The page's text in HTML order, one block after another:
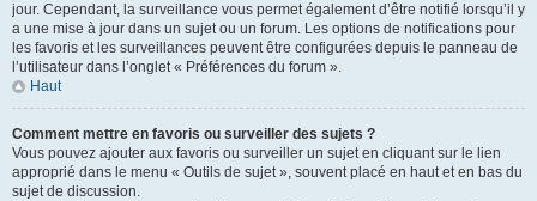
jour. Cependant, la surveillance vous permet également d’être notifié lorsqu’il y
a une mise à jour dans un sujet ou un forum. Les options de notifications pour
les favoris et les surveillances peuvent être configurées depuis le panneau de
l’utilisateur dans l’onglet « Préférences du forum ».
Haut
Comment mettre en favoris ou surveiller des sujets ?
Vous pouvez ajouter aux favoris ou surveiller un sujet en cliquant sur le lien
approprié dans le menu « Outils de sujet », souvent placé en haut et en bas du
sujet de discussion.